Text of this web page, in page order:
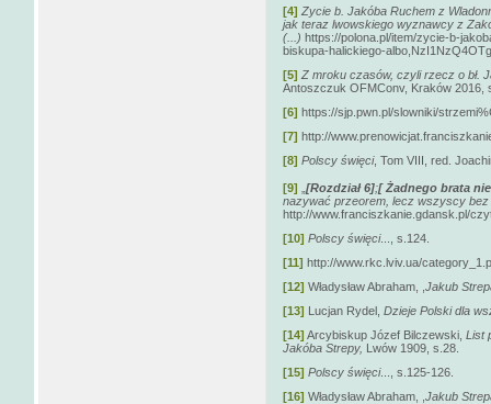
[4] Zycie b. Jakóba Ruchem z
jak teraz lwowskiego wyznawcy z
(...) https://polona.pl/item/zycie-b-
biskupa-halickiego-
[5] Z mroku czasów, czyli rzecz o bł.
Antoszczuk OFMConv, Kraków 2016,
[6] https://sjp.pwn.pl/slowniki/
[7] http://
[8] Polscy święci, Tom VIII, red.
[9] [Rozdział 6];[ Żadnego brata
nazywać przeorem, lecz wszyscy
http://www.franciszkanie.gdansk.pl/
[10] Polscy święci..., s.124.
[11] http://www.rkc.lviv.ua/
[12] Władysław Abraham, , Jakub
[13] Lucjan Rydel, Dzieje Polski dla
[14] Arcybiskup Józef Bilczewski, List
Jakóba Strepy, Lwów 1909, s.28.
[15] Polscy święci..., s.125-126.
[16] Władysław Abraham, , Jakub